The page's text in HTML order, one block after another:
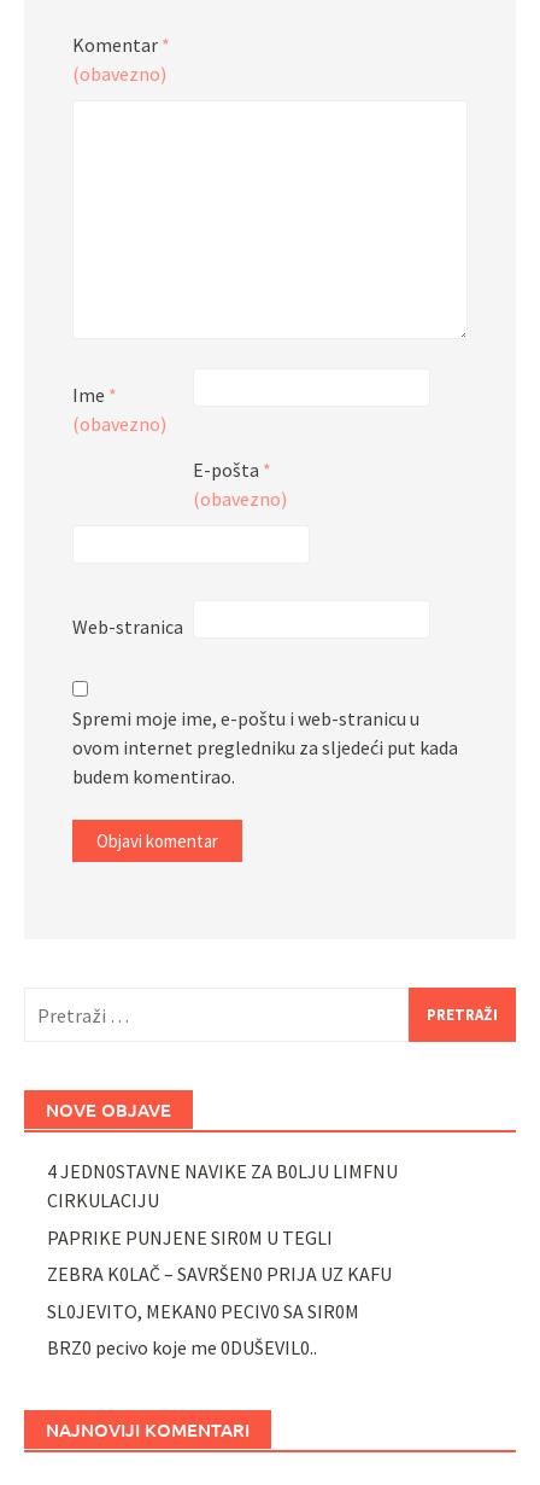
Komentar *
(obavezno)
Ime *
(obavezno)
E-pošta *
(obavezno)
Web-stranica
Spremi moje ime, e-poštu i web-stranicu u
ovom internet pregledniku za sljedeći put kada
budem komentirao.
NOVE OBJAVE
4 JEDN0STAVNE NAVIKE ZA B0LJU LIMFNU
CIRKULACIJU
PAPRIKE PUNJENE SIR0M U TEGLI
ZEBRA K0LAČ – SAVRŠEN0 PRIJA UZ KAFU
SL0JEVITO, MEKAN0 PECIV0 SA SIR0M
BRZ0 pecivo koje me 0DUŠEVIL0..
NAJNOVIJI KOMENTARI